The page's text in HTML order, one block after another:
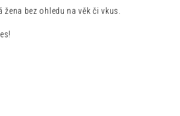
bez ohledu na věk či vkus.